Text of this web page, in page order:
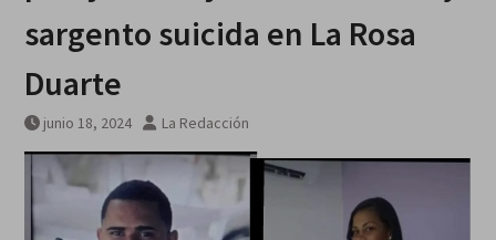
sargento suicida en La Rosa
Duarte
junio 18, 2024 La Redacción